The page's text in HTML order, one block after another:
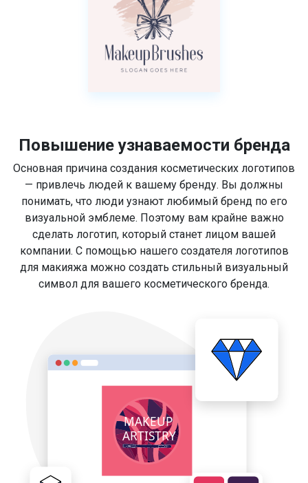
Повышение узнаваемости бренда
Основная причина создания косметических логотипов
— привлечь людей к вашему бренду. Вы должны
понимать, что люди узнают любимый бренд по его
визуальной эмблеме. Поэтому вам крайне важно
сделать логотип, который станет лицом вашей
компании. С помощью нашего создателя логотипов
для макияжа можно создать стильный визуальный
символ для вашего косметического бренда.